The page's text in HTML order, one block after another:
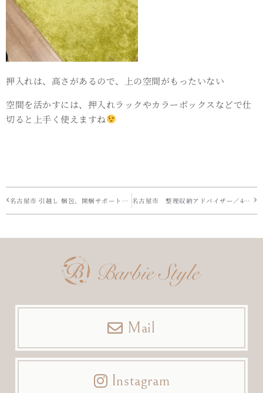
押入れは、高さがあるので、上の空間がもったいない
空間を活かすには、押入れラックやカラーボックスなどで仕
切ると上手く使えますね
名古屋市 引越し 梱包、開梱サポートも整理収納バービースタイル 名古屋市 整理収納アドバイザー／40代、50代に刺さるお片付けソング
Mail
Instagram